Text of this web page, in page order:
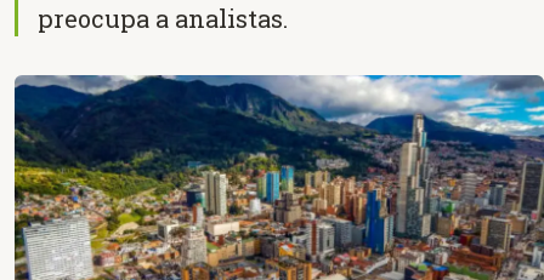
preocupa a analistas.